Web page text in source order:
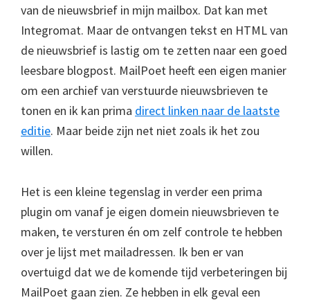
van de nieuwsbrief in mijn mailbox. Dat kan met
Integromat. Maar de ontvangen tekst en HTML van
de nieuwsbrief is lastig om te zetten naar een goed
leesbare blogpost. MailPoet heeft een eigen manier
om een archief van verstuurde nieuwsbrieven te
tonen en ik kan prima direct linken naar de laatste
editie. Maar beide zijn net niet zoals ik het zou
willen.
Het is een kleine tegenslag in verder een prima
plugin om vanaf je eigen domein nieuwsbrieven te
maken, te versturen én om zelf controle te hebben
over je lijst met mailadressen. Ik ben er van
overtuigd dat we de komende tijd verbeteringen bij
MailPoet gaan zien. Ze hebben in elk geval een